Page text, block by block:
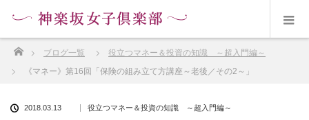
ブログ一覧
役立つマネー＆投資の知識 ～超入門編～
《マネー》第16回「保険の組み立て方講座～老後／その2～」
2018.03.13 役立つマネー＆投資の知識 ～超入門編～